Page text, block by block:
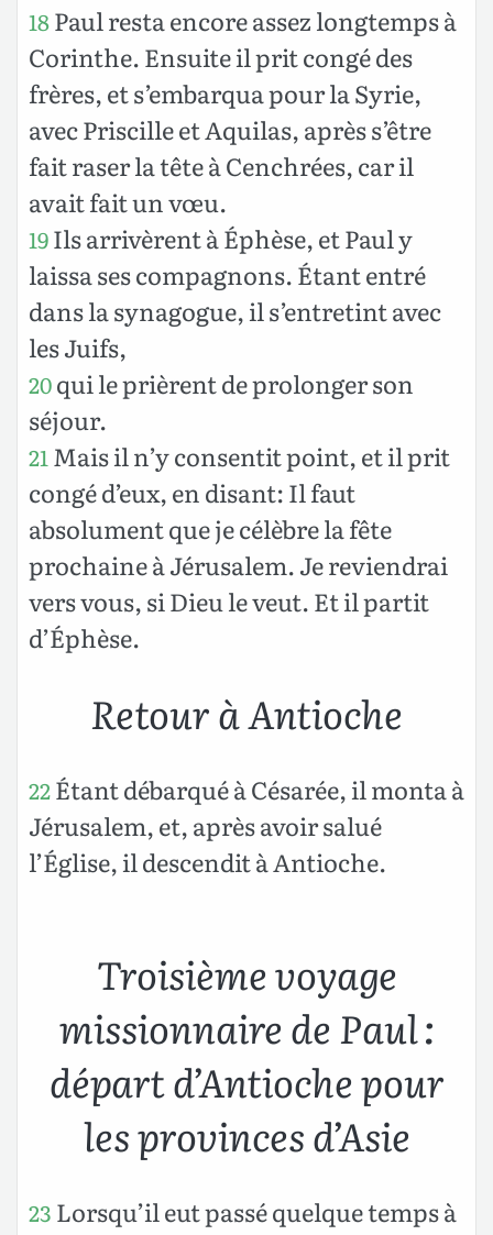
18Paul resta encore assez longtemps à
Corinthe. Ensuite il prit congé des
frères, et s’embarqua pour la Syrie,
avec Priscille et Aquilas, après s’être
fait raser la tête à Cenchrées, car il
avait fait un vœu.
19Ils arrivèrent à Éphèse, et Paul y
laissa ses compagnons. Étant entré
dans la synagogue, il s’entretint avec
les Juifs,
20qui le prièrent de prolonger son
séjour.
21 Mais il n’y consentit point, et il prit
congé d’eux, en disant: Il faut
absolument que je célèbre la fête
prochaine à Jérusalem. Je reviendrai
vers vous, si Dieu le veut. Et il partit
d’Éphèse.
Retour à Antioche
22Étant débarqué à Césarée, il monta à
Jérusalem, et, après avoir salué
l’Église, il descendit à Antioche.
Troisième voyage
missionnaire de Paul :
départ d’Antioche pour
les provinces d’Asie
23 Lorsqu’il eut passé quelque temps à